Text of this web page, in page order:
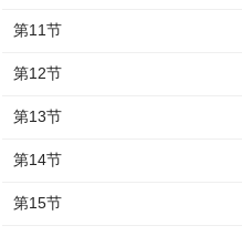
第11节
第12节
第13节
第14节
第15节